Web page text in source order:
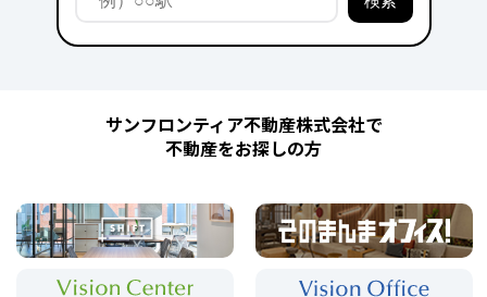
サンフロンティア不動産株式会社で
不動産をお探しの方